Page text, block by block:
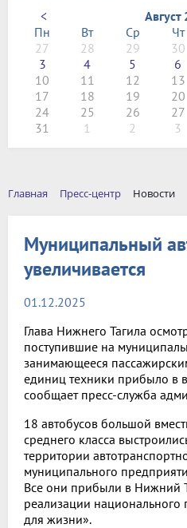
<
Август
Пн
Вт Ср Чт
27
28 29 30
3
4 5 6
10
11 12 13
17
18 19 20
24
25 26 27
31
1 2 3
Главная Пресс-центр Новости
Муниципальный
увеличивается
01.12.2025
Глава Нижнего Тагила
поступившие на
занимающееся
единиц техники прибыло в
сообщает пресс-служба
18 автобусов большой
среднего класса
территории
муниципального
Все они прибыли в Нижний
реализации национального
для жизни».